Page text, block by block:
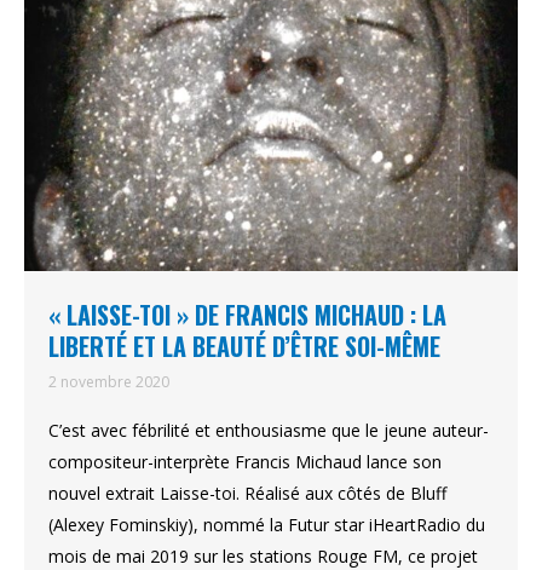
« LAISSE-TOI » DE FRANCIS MICHAUD : LA
LIBERTÉ ET LA BEAUTÉ D’ÊTRE SOI-MÊME
2 novembre 2020
C’est avec fébrilité et enthousiasme que le jeune auteur-
compositeur-interprète Francis Michaud lance son
nouvel extrait Laisse-toi. Réalisé aux côtés de Bluff
(Alexey Fominskiy), nommé la Futur star iHeartRadio du
mois de mai 2019 sur les stations Rouge FM, ce projet